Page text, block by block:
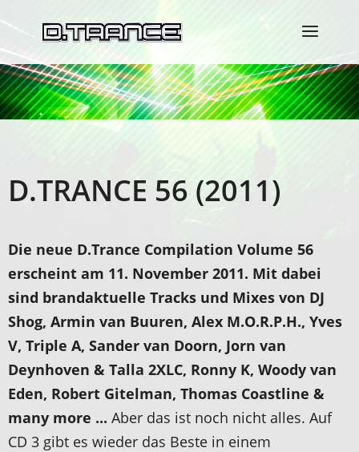
D.TRANCE 56 (2011)
Die neue D.Trance Compilation Volume 56
erscheint am 11. November 2011. Mit dabei
sind brandaktuelle Tracks und Mixes von DJ
Shog, Armin van Buuren, Alex M.O.R.P.H., Yves
V, Triple A, Sander van Doorn, Jorn van
Deynhoven & Talla 2XLC, Ronny K, Woody van
Eden, Robert Gitelman, Thomas Coastline &
many more ... Aber das ist noch nicht alles. Auf
CD 3 gibt es wieder das Beste in einem